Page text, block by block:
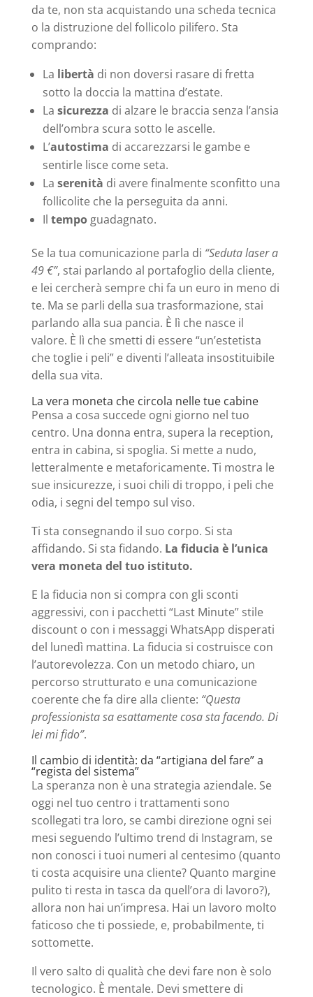
da te, non sta acquistando una scheda tecnica
o la distruzione del follicolo pilifero. Sta
comprando:
La libertà di non doversi rasare di fretta
sotto la doccia la mattina d’estate.
La sicurezza di alzare le braccia senza l’ansia
dell’ombra scura sotto le ascelle.
L’autostima di accarezzarsi le gambe e
sentirle lisce come seta.
La serenità di avere finalmente sconfitto una
follicolite che la perseguita da anni.
Il tempoguadagnato.
Se la tua comunicazione parla di “Seduta laser a
49 €”, stai parlando al portafoglio della cliente,
e lei cercherà sempre chi fa un euro in meno di
te. Ma se parli della sua trasformazione, stai
parlando alla sua pancia. È lì che nasce il
valore. È lì che smetti di essere “un’estetista
che toglie i peli” e diventi l’alleata insostituibile
della sua vita.
La vera moneta che circola nelle tue cabine
Pensa a cosa succede ogni giorno nel tuo
centro. Una donna entra, supera la reception,
entra in cabina, si spoglia. Si mette a nudo,
letteralmente e metaforicamente. Ti mostra le
sue insicurezze, i suoi chili di troppo, i peli che
odia, i segni del tempo sul viso.
Ti sta consegnando il suo corpo. Si sta
affidando. Si sta fidando. La fiducia è l’unica
vera moneta del tuo istituto.
E la fiducia non si compra con gli sconti
aggressivi, con i pacchetti “Last Minute” stile
discount o con i messaggi WhatsApp disperati
del lunedì mattina. La fiducia si costruisce con
l’autorevolezza. Con un metodo chiaro, un
percorso strutturato e una comunicazione
coerente che fa dire alla cliente: “Questa
professionista sa esattamente cosa sta facendo. Di
lei mi fido”.
Il cambio di identità: da “artigiana del fare” a
“regista del sistema”
La speranza non è una strategia aziendale. Se
oggi nel tuo centro i trattamenti sono
scollegati tra loro, se cambi direzione ogni sei
mesi seguendo l’ultimo trend di Instagram, se
non conosci i tuoi numeri al centesimo (quanto
ti costa acquisire una cliente? Quanto margine
pulito ti resta in tasca da quell’ora di lavoro?),
allora non hai un’impresa. Hai un lavoro molto
faticoso che ti possiede, e, probabilmente, ti
sottomette.
Il vero salto di qualità che devi fare non è solo
tecnologico. È mentale. Devi smettere di